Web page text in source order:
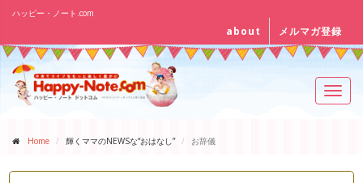
ハッピー・ノート.com
about メルマガ登録
Home 輝くママのNEWSな“おはなし” お辞儀